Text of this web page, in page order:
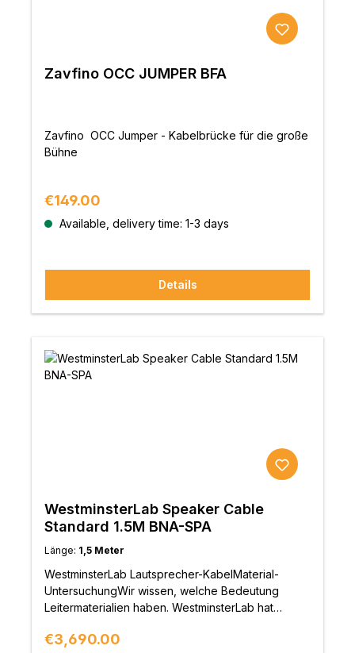
Zavfino OCC JUMPER BFA
Zavfino OCC Jumper - Kabelbrücke für die große
Bühne
Regular price:
€149.00
Available, delivery time: 1-3 days
Details
WestminsterLab Speaker Cable
Standard 1.5M BNA-SPA
Länge: 1,5 Meter
WestminsterLab Lautsprecher-KabelMaterial-
UntersuchungWir wissen, welche Bedeutung
Leitermaterialien haben. WestminsterLab hat
Verarbeitungsmethoden untersucht und getestet,
Regular price:
€3,690.00